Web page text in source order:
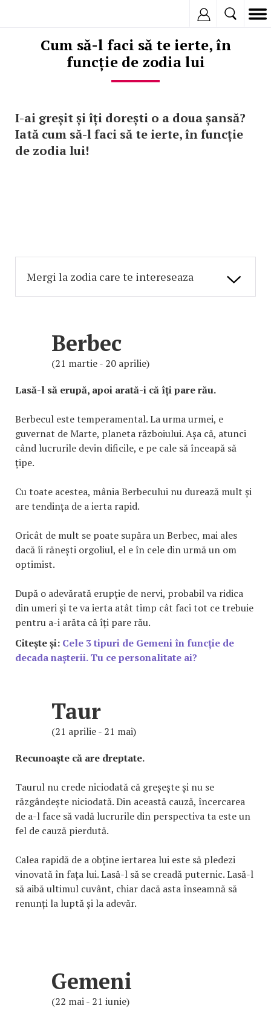
Cum să-l faci să te ierte, în
funcție de zodia lui
I-ai greșit și îți dorești o a doua șansă?
Iată cum să-l faci să te ierte, în funcție
de zodia lui!
Berbec
(21 martie - 20 aprilie)
Lasă-l să erupă, apoi arată-i că îți pare rău.
Berbecul este temperamental. La urma urmei, e
guvernat de Marte, planeta războiului. Așa că, atunci
când lucrurile devin dificile, e pe cale să înceapă să
țipe.
Cu toate acestea, mânia Berbecului nu durează mult și
are tendința de a ierta rapid.
Oricât de mult se poate supăra un Berbec, mai ales
dacă îi rănești orgoliul, el e în cele din urmă un om
optimist.
După o adevărată erupție de nervi, probabil va ridica
din umeri și te va ierta atât timp cât faci tot ce trebuie
pentru a-i arăta că îți pare rău.
Citește și: Cele 3 tipuri de Gemeni în funcție de
decada nașterii. Tu ce personalitate ai?
Taur
(21 aprilie - 21 mai)
Recunoaște că are dreptate.
Taurul nu crede niciodată că greșește și nu se
răzgândește niciodată. Din această cauză, încercarea
de a-l face să vadă lucrurile din perspectiva ta este un
fel de cauză pierdută.
Calea rapidă de a obține iertarea lui este să pledezi
vinovată în fața lui. Lasă-l să se creadă puternic. Lasă-l
să aibă ultimul cuvânt, chiar dacă asta înseamnă să
renunți la luptă și la adevăr.
Gemeni
(22 mai - 21 iunie)